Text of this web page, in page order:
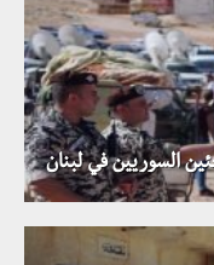
السوريين في لبنان